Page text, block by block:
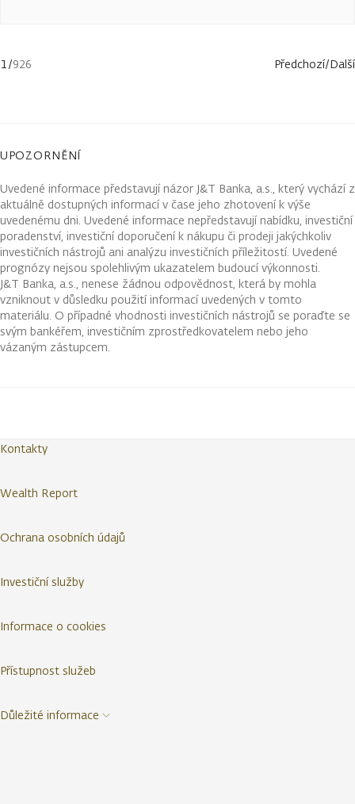
1/926 Předchozí/Další
UPOZORNĚNÍ
Uvedené informace představují názor J&T Banka, a.s., který vychází z
aktuálně dostupných informací v čase jeho zhotovení k výše
uvedenému dni. Uvedené informace nepředstavují nabídku, investiční
poradenství, investiční doporučení k nákupu či prodeji jakýchkoliv
investičních nástrojů ani analýzu investičních příležitostí. Uvedené
prognózy nejsou spolehlivým ukazatelem budoucí výkonnosti.
J&T Banka, a.s., nenese žádnou odpovědnost, která by mohla
vzniknout v důsledku použití informací uvedených v tomto
materiálu. O případné vhodnosti investičních nástrojů se poraďte se
svým bankéřem, investičním zprostředkovatelem nebo jeho
vázaným zástupcem.
Kontakty
Wealth Report
Ochrana osobních údajů
Investiční služby
Informace o cookies
Přístupnost služeb
Důležité informace